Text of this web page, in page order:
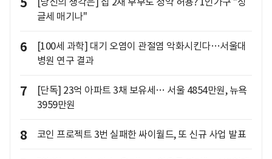
글세 매기나"
6
[100세 과학] 대기 오염이 관절염 악화시킨다…서울대
병원 연구 결과
7
[단독] 23억 아파트 3채 보유세… 서울 4854만원, 뉴욕
3959만원
8 코인 프로젝트 3번 실패한 싸이월드, 또 신규 사업 발표